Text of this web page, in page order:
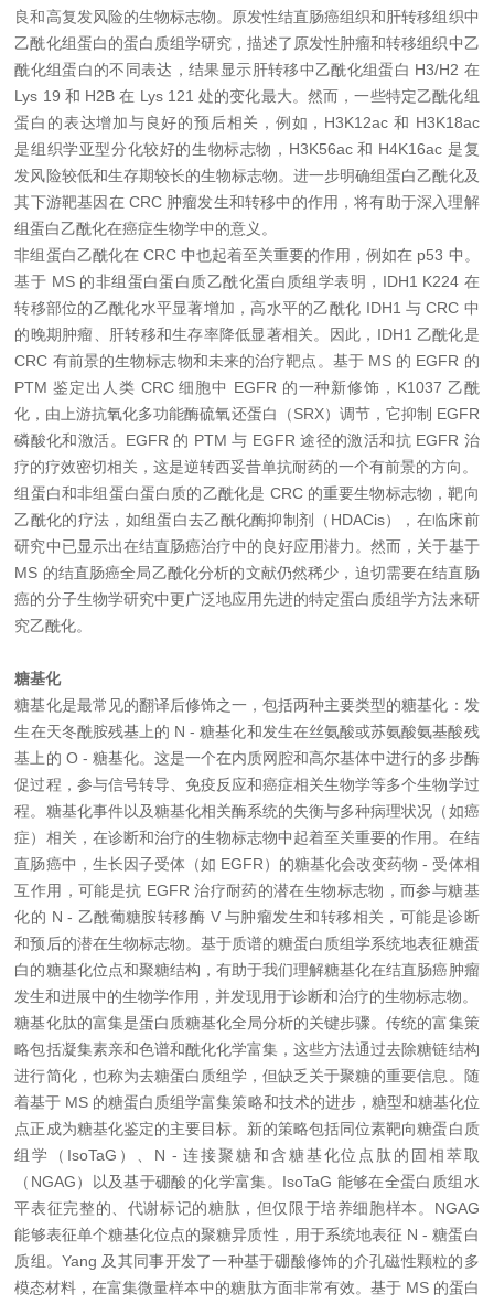
良和高复发风险的生物标志物。原发性结直肠癌组织和肝转移组织中
乙酰化组蛋白的蛋白质组学研究，描述了原发性肿瘤和转移组织中乙
酰化组蛋白的不同表达，结果显示肝转移中乙酰化组蛋白 H3/H2 在
Lys 19 和 H2B 在 Lys 121 处的变化最大。然而，一些特定乙酰化组
蛋白的表达增加与良好的预后相关，例如，H3K12ac 和 H3K18ac
是组织学亚型分化较好的生物标志物，H3K56ac 和 H4K16ac 是复
发风险较低和生存期较长的生物标志物。进一步明确组蛋白乙酰化及
其下游靶基因在 CRC 肿瘤发生和转移中的作用，将有助于深入理解
组蛋白乙酰化在癌症生物学中的意义。
非组蛋白乙酰化在 CRC 中也起着至关重要的作用，例如在 p53 中。
基于 MS 的非组蛋白蛋白质乙酰化蛋白质组学表明，IDH1 K224 在
转移部位的乙酰化水平显著增加，高水平的乙酰化 IDH1 与 CRC 中
的晚期肿瘤、肝转移和生存率降低显著相关。因此，IDH1 乙酰化是
CRC 有前景的生物标志物和未来的治疗靶点。基于 MS 的 EGFR 的
PTM 鉴定出人类 CRC 细胞中 EGFR 的一种新修饰，K1037 乙酰
化，由上游抗氧化多功能酶硫氧还蛋白（SRX）调节，它抑制 EGFR
磷酸化和激活。EGFR 的 PTM 与 EGFR 途径的激活和抗 EGFR 治
疗的疗效密切相关，这是逆转西妥昔单抗耐药的一个有前景的方向。
组蛋白和非组蛋白蛋白质的乙酰化是 CRC 的重要生物标志物，靶向
乙酰化的疗法，如组蛋白去乙酰化酶抑制剂（HDACis），在临床前
研究中已显示出在结直肠癌治疗中的良好应用潜力。然而，关于基于
MS 的结直肠癌全局乙酰化分析的文献仍然稀少，迫切需要在结直肠
癌的分子生物学研究中更广泛地应用先进的特定蛋白质组学方法来研
究乙酰化。
糖基化
糖基化是最常见的翻译后修饰之一，包括两种主要类型的糖基化：发
生在天冬酰胺残基上的 N - 糖基化和发生在丝氨酸或苏氨酸氨基酸残
基上的 O - 糖基化。这是一个在内质网腔和高尔基体中进行的多步酶
促过程，参与信号转导、免疫反应和癌症相关生物学等多个生物学过
程。糖基化事件以及糖基化相关酶系统的失衡与多种病理状况（如癌
症）相关，在诊断和治疗的生物标志物中起着至关重要的作用。在结
直肠癌中，生长因子受体（如 EGFR）的糖基化会改变药物 - 受体相
互作用，可能是抗 EGFR 治疗耐药的潜在生物标志物，而参与糖基
化的 N - 乙酰葡糖胺转移酶 V 与肿瘤发生和转移相关，可能是诊断
和预后的潜在生物标志物。基于质谱的糖蛋白质组学系统地表征糖蛋
白的糖基化位点和聚糖结构，有助于我们理解糖基化在结直肠癌肿瘤
发生和进展中的生物学作用，并发现用于诊断和治疗的生物标志物。
糖基化肽的富集是蛋白质糖基化全局分析的关键步骤。传统的富集策
略包括凝集素亲和色谱和酰化化学富集，这些方法通过去除糖链结构
进行简化，也称为去糖蛋白质组学，但缺乏关于聚糖的重要信息。随
着基于 MS 的糖蛋白质组学富集策略和技术的进步，糖型和糖基化位
点正成为糖基化鉴定的主要目标。新的策略包括同位素靶向糖蛋白质
组学（IsoTaG）、N - 连接聚糖和含糖基化位点肽的固相萃取
（NGAG）以及基于硼酸的化学富集。IsoTaG 能够在全蛋白质组水
平表征完整的、代谢标记的糖肽，但仅限于培养细胞样本。NGAG
能够表征单个糖基化位点的聚糖异质性，用于系统地表征 N - 糖蛋白
质组。Yang 及其同事开发了一种基于硼酸修饰的介孔磁性颗粒的多
模态材料，在富集微量样本中的糖肽方面非常有效。基于 MS 的蛋白